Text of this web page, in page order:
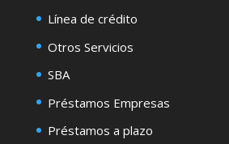
Línea de crédito
Otros Servicios
SBA
Préstamos Empresas
Préstamos a plazo